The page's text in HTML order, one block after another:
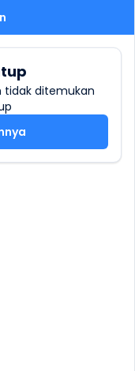
tidak ditemukan